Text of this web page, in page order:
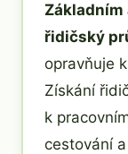
řidičský
opravňuje
Získání
k
cestování